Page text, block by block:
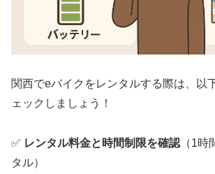
関西でeバイクをレンタルする際は、以
ェックしましょう！
✅ レンタル料金と時間制限を確認 （1
タル）